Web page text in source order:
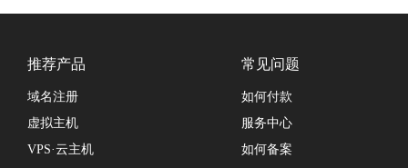
推荐产品
域名注册
虚拟主机
VPS·云主机
常见问题
如何付款
服务中心
如何备案